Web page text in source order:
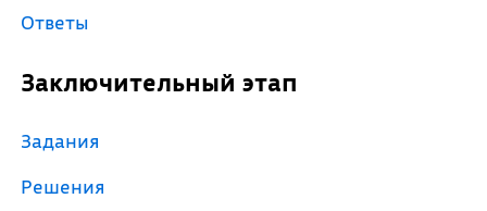
Ответы
Заключительный этап
Задания
Решения